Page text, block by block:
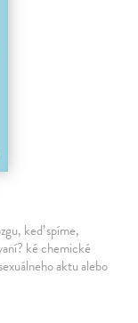
keď spíme,
ké chemické
aktu alebo